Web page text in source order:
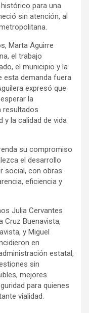
para una
sin atención, al
Marta Aguirre
el trabajo
el municipio y la
esta demanda fuera
expresó que
la
resultados
y la calidad de vida
su compromiso
el desarrollo
social, con obras
eficiencia y
Julia Cervantes
Cruz Buenavista,
y Miguel
en
estatal,
sin
mejores
para quienes
vialidad.